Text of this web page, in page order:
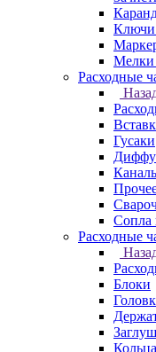
Ключи
Мелки
Расходные
Гусаки
Сопла
Расходные
Блоки
Кольца